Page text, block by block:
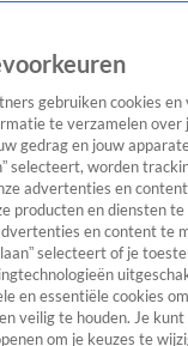
Regionieuws Het
WeerTip de
gebruiken cookies
te verzamelen over
gedrag en jouw
selecteert, worden
advertenties en
producten en diensten
en content te
selecteert of je
en essentiële cookies
veilig te houden. Je
om je keuzes te